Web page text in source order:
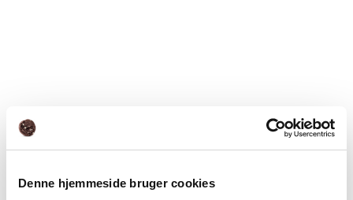
Denne hjemmeside bruger cookies